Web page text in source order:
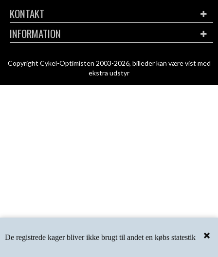
De registrede kager bliver ikke brugt til andet en købs statestik
KONTAKT
INFORMATION
Copyright Cykel-Optimisten 2003-2026, billeder kan være vist med
ekstra udstyr